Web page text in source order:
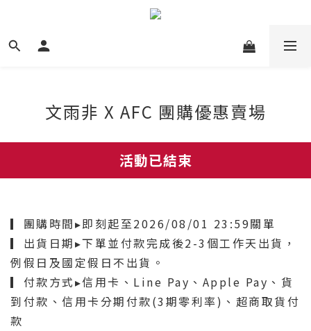
文雨非 X AFC 團購優惠賣場
活動已結束
▎團購時間▸即刻起至2026/08/01 23:59關單
▎出貨日期▸下單並付款完成後2-3個工作天出貨，
例假日及國定假日不出貨。
▎付款方式▸信用卡、Line Pay、Apple Pay、貨
到付款、信用卡分期付款(3期零利率)、超商取貨付
款